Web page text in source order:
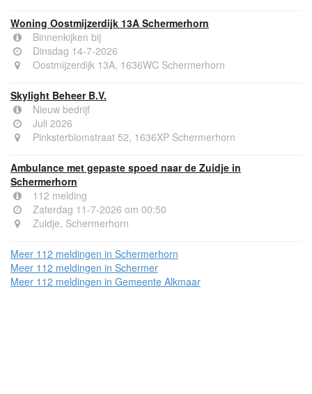
Woning Oostmijzerdijk 13A Schermerhorn
Binnenkijken bij
Dinsdag 14-7-2026
Oostmijzerdijk 13A, 1636WC Schermerhorn
Skylight Beheer B.V.
Nieuw bedrijf
Juli 2026
Pinksterblomstraat 52, 1636XP Schermerhorn
Ambulance met gepaste spoed naar de Zuidje in
Schermerhorn
112 melding
Zaterdag 11-7-2026 om 00:50
Zuidje, Schermerhorn
Meer 112 meldingen in Schermerhorn
Meer 112 meldingen in Schermer
Meer 112 meldingen in Gemeente Alkmaar